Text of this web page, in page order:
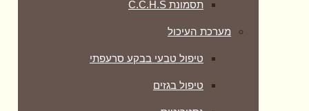
תסמונת C.C.H.S
מערכת העיכול
טיפול טבעי בבקע סרעפתי
טיפול בגזים